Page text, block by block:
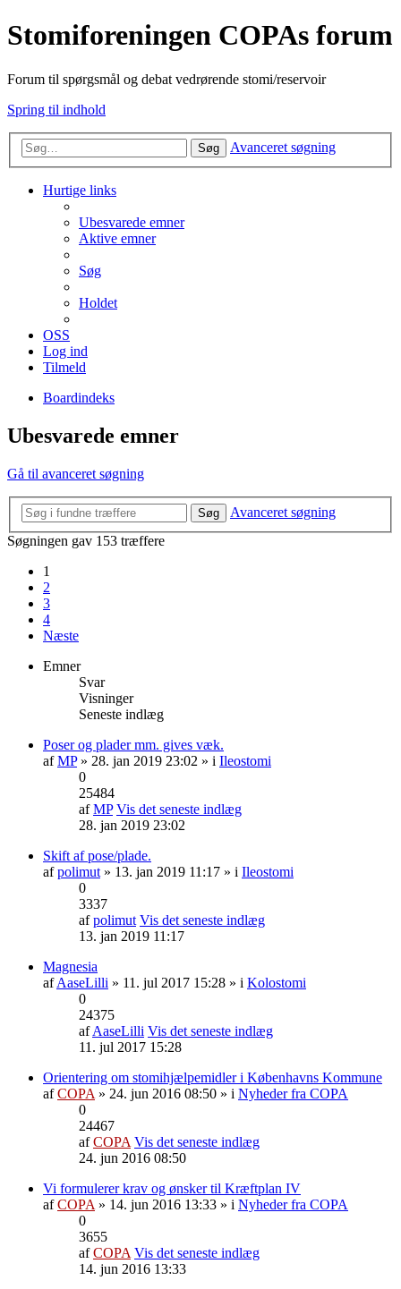
Stomiforeningen COPAs forum
Forum til spørgsmål og debat vedrørende stomi/reservoir
Spring til indhold
Søg Avanceret søgning
Hurtige links
Ubesvarede emner
Aktive emner
Søg
Holdet
OSS
Log ind
Tilmeld
Boardindeks
Ubesvarede emner
Gå til avanceret søgning
Søg
Avanceret søgning
Søgningen gav 153 træffere
1
2
3
4
Næste
Emner
Svar
Visninger
Seneste indlæg
Poser og plader mm. gives væk.
afMP» 28. jan 2019 23:02 » i Ileostomi
0
25484
afMP Vis det seneste indlæg
28. jan 2019 23:02
Skift af pose/plade.
afpolimut » 13. jan 2019 11:17 » i Ileostomi
0
3337
afpolimut Vis det seneste indlæg
13. jan 2019 11:17
Magnesia
afAaseLilli » 11. jul 2017 15:28 » i Kolostomi
0
24375
afAaseLilli Vis det seneste indlæg
11. jul 2017 15:28
Orientering om stomihjælpemidler i Københavns Kommune
afCOPA » 24. jun 2016 08:50 » i Nyheder fra COPA
0
24467
afCOPA Vis det seneste indlæg
24. jun 2016 08:50
Vi formulerer krav og ønsker til Kræftplan IV
afCOPA » 14. jun 2016 13:33 » i Nyheder fra COPA
0
3655
afCOPA Vis det seneste indlæg
14. jun 2016 13:33